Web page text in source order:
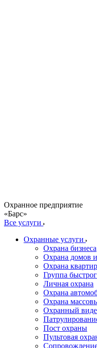
Охранное предприятие
«Барс»
Все услуги
Охранные услуги
Охрана бизнеса
Охрана домов
Охрана
Группа
Личная охрана
Охрана
Охрана
Охранный
Пост охраны
Пультовая